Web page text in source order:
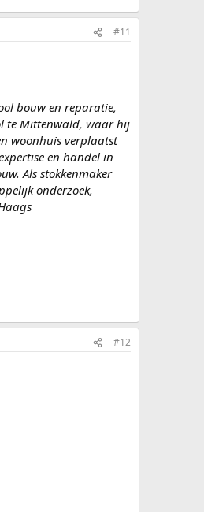
#11
bouw en reparatie,
te Mittenwald, waar hij
woonhuis verplaatst
en handel in
Als stokkenmaker
onderzoek,
#12